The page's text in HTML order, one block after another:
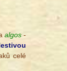
algos -
celé